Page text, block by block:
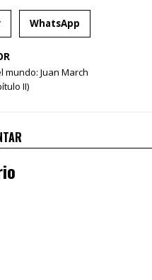
WhatsApp
mundo: Juan March
II)